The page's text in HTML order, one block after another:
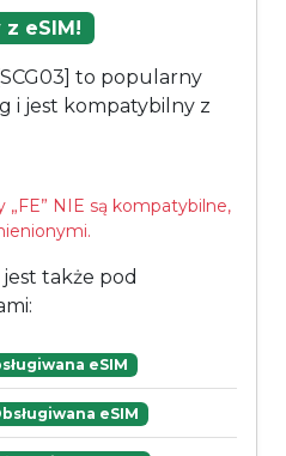
eSIM!
to popularny
i jest kompatybilny z
„FE” NIE są kompatybilne,
także pod
eSIM
eSIM